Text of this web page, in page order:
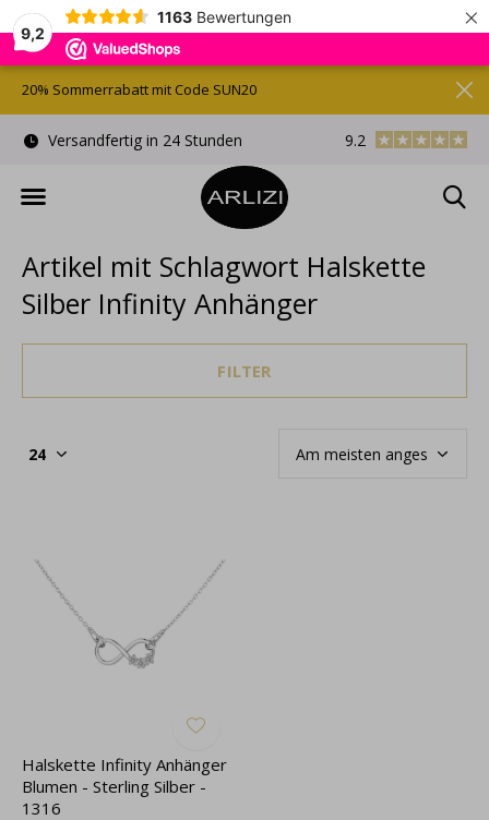
9,2
1163 Bewertungen ×
Versandfertig in 24 Stunden Kostenlose
9.2
20% Sommerrabatt mit Code SUN20
Artikel mit Schlagwort Halskette
Silber Infinity Anhänger
FILTER
Halskette Infinity Anhänger
Blumen - Sterling Silber -
1316